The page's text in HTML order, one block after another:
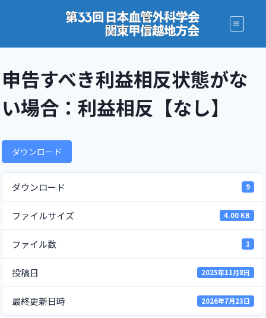
ス
ッ
プ申告すべき利益相反状態がな
い場合：利益相反【なし】
ダウンロード
ダウンロード 9
ファイルサイズ 4.00 KB
ファイル数 1
投稿日 2025年11月8日
最終更新日時 2026年7月23日